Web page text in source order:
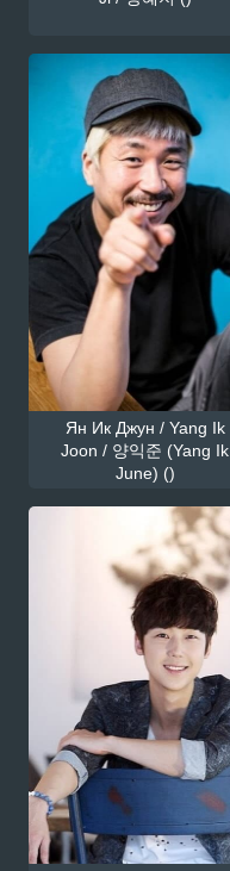
Ян Ик Джун / Yang Ik
Joon / 양익준 (Yang Ik
June) ()